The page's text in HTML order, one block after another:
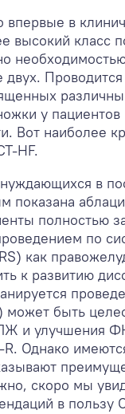
впервые в
высокий класс
двух.
у пациентов
Вот наиболее
HF.
в
показана
полностью
по
как
к развитию
быть
и улучшения
Однако
скоро мы
в пользу